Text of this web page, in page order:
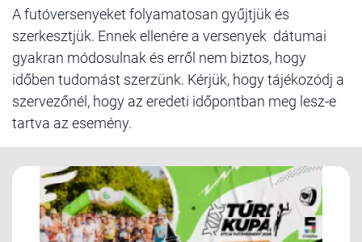
A futóversenyeket folyamatosan gyűjtjük és
szerkesztjük. Ennek ellenére a versenyek dátumai
gyakran módosulnak és erről nem biztos, hogy
időben tudomást szerzünk. Kérjük, hogy tájékozódj a
szervezőnél, hogy az eredeti időpontban meg lesz-e
tartva az esemény.